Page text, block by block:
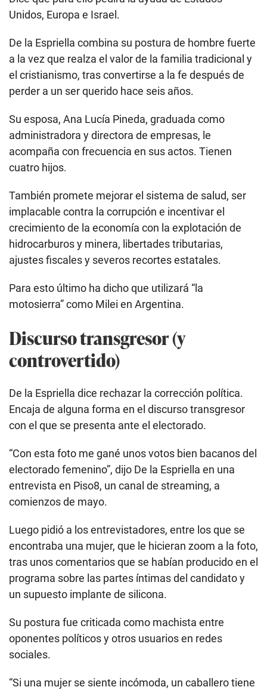
Unidos, Europa e Israel.
De la Espriella combina su postura de hombre fuerte
a la vez que realza el valor de la familia tradicional y
el cristianismo, tras convertirse a la fe después de
perder a un ser querido hace seis años.
Su esposa, Ana Lucía Pineda, graduada como
administradora y directora de empresas, le
acompaña con frecuencia en sus actos. Tienen
cuatro hijos.
También promete mejorar el sistema de salud, ser
implacable contra la corrupción e incentivar el
crecimiento de la economía con la explotación de
hidrocarburos y minera, libertades tributarias,
ajustes fiscales y severos recortes estatales.
Para esto último ha dicho que utilizará “la
motosierra” como Milei en Argentina.
Discurso transgresor (y
controvertido)
De la Espriella dice rechazar la corrección política.
Encaja de alguna forma en el discurso transgresor
con el que se presenta ante el electorado.
“Con esta foto me gané unos votos bien bacanos del
electorado femenino”, dijo De la Espriella en una
entrevista en Piso8, un canal de streaming, a
comienzos de mayo.
Luego pidió a los entrevistadores, entre los que se
encontraba una mujer, que le hicieran zoom a la foto,
tras unos comentarios que se habían producido en el
programa sobre las partes íntimas del candidato y
un supuesto implante de silicona.
Su postura fue criticada como machista entre
oponentes políticos y otros usuarios en redes
sociales.
“Si una mujer se siente incómoda, un caballero tiene